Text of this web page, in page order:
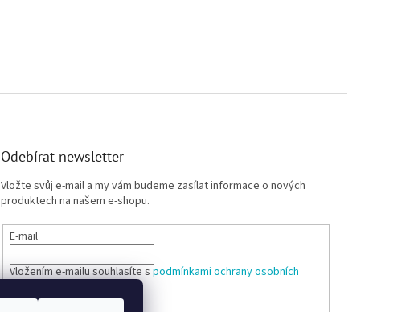
Odebírat newsletter
Vložte svůj e-mail a my vám budeme zasílat informace o nových
produktech na našem e-shopu.
E-mail
Vložením e-mailu souhlasíte spodmínkami ochrany osobních